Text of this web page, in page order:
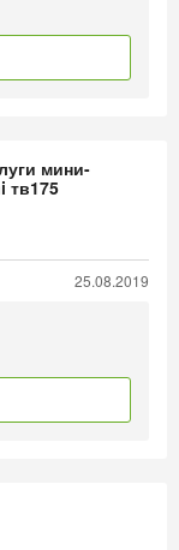
мини-
тв175
25.08.2019